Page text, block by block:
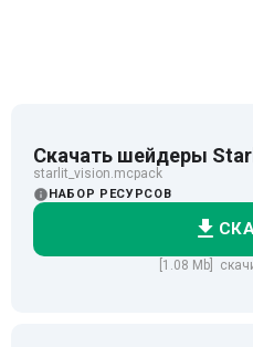
Скачать шейдеры
starlit_vision.mcpack
НАБОР РЕСУРСОВ
[1.08 Mb]